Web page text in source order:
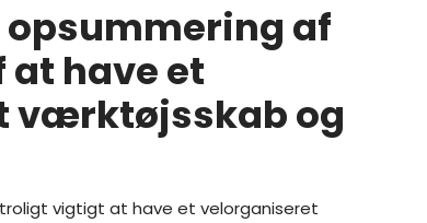
af
have et
værktøjsskab og
vigtigt at have et velorganiseret